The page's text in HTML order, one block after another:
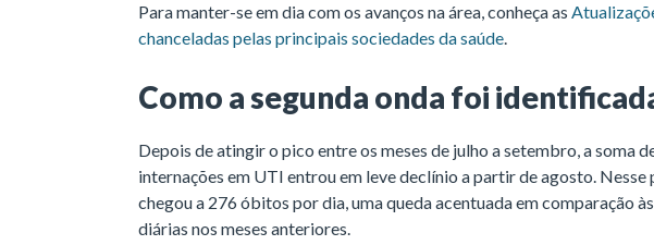
Para manter-se em dia com os avanços na área, conheça as
chanceladas pelas principais sociedades da saúde.
Como a segunda onda foi
Depois de atingir o pico entre os meses de julho a setembro, a soma
internações em UTI entrou em leve declínio a partir de agosto.
chegou a 276 óbitos por dia, uma queda acentuada em comparação
diárias nos meses anteriores.